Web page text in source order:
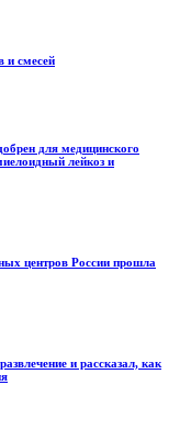
и смесей
для медицинского
лейкоз и
центров России прошла
и рассказал, как